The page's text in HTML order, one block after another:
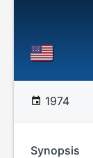
1974
Synopsis